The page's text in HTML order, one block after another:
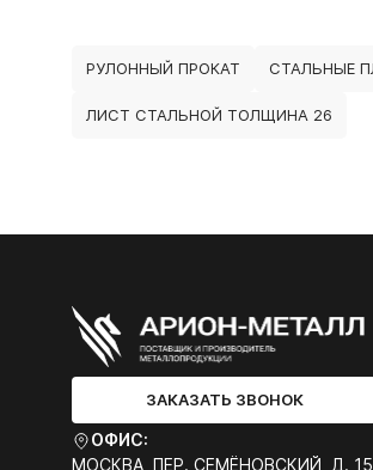
РУЛОННЫЙ ПРОКАТ СТАЛЬНЫЕ
ЛИСТ СТАЛЬНОЙ ТОЛЩИНА 26
ЗАКАЗАТЬ ЗВОНОК
ОФИС:
МОСКВА, ПЕР. СЕМЁНОВСКИЙ, Д. 15